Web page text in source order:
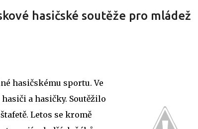
hasičské soutěže pro mládež
hasičskému sportu. Ve
a hasičky. Soutěžilo
Letos se kromě